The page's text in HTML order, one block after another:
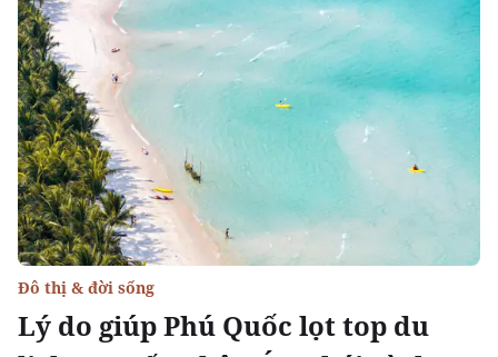
Lý do giúp Phú Quốc lọt top du
Đô thị & đời sống